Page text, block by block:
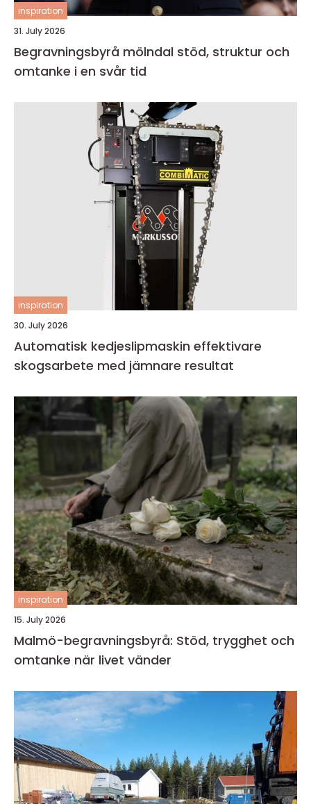
inspiration
31. July 2026
Begravningsbyrå mölndal stöd, struktur och
omtanke i en svår tid
inspiration
30. July 2026
Automatisk kedjeslipmaskin effektivare
skogsarbete med jämnare resultat
inspiration
15. July 2026
Malmö-begravningsbyrå: Stöd, trygghet och
omtanke när livet vänder